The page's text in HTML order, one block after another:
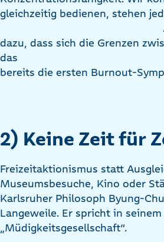
gleichzeitig bedienen, stehen
dazu, dass sich die Grenzen
das
bereits die ersten Burnout-
2) Keine Zeit für
Freizeitaktionismus statt
Museumsbesuche, Kino oder
Karlsruher Philosoph Byung-
Langeweile. Er spricht in
„Müdigkeitsgesellschaft“.